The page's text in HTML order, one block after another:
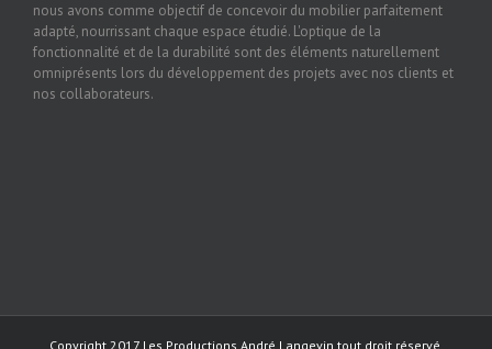
nous avons comme objectif de concevoir du mobilier parfaitement
adapté, nourrissant chaque espace étudié. L'optique de la
fonctionnalité et de la durabilité sont des éléments naturellement
omniprésents lors du développement des projets avec nos clients et
nos collaborateurs.
Copyright 2017 Les Productions André Langevin tout droit réservé.